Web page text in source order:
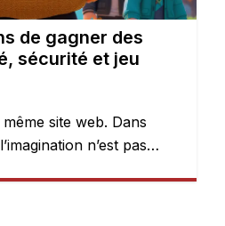
de gagner des
sécurité et jeu
site web. Dans
n’est pas